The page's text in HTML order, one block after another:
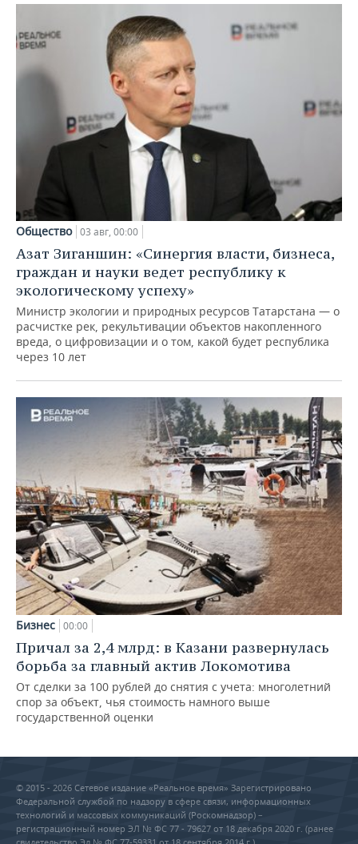
Общество 03 авг, 00:00
Азат Зиганшин: «Синергия власти, бизнеса,
граждан и науки ведет республику к
экологическому успеху»
Министр экологии и природных ресурсов Татарстана — о
расчистке рек, рекультивации объектов накопленного
вреда, о цифровизации и о том, какой будет республика
через 10 лет
Бизнес 00:00
Причал за 2,4 млрд: в Казани развернулась
борьба за главный актив Локомотива
От сделки за 100 рублей до снятия с учета: многолетний
спор за объект, чья стоимость намного выше
государственной оценки
© 2015 - 2026 Сетевое издание «Реальное время» Зарегистрировано
Федеральной службой по надзору в сфере связи, информационных
технологий и массовых коммуникаций (Роскомнадзор) –
регистрационный номер ЭЛ № ФС 77 - 79627 от 18 декабря 2020 г. (ранее